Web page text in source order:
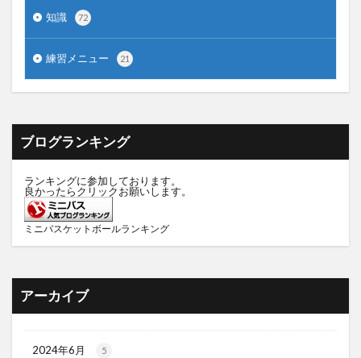
知識 72
練習メニュー 21
ブログランキング
ランキングに参加しております。
良かったらクリックお願いします。
ミニバスケットボールランキング
アーカイブ
2024年6月 5